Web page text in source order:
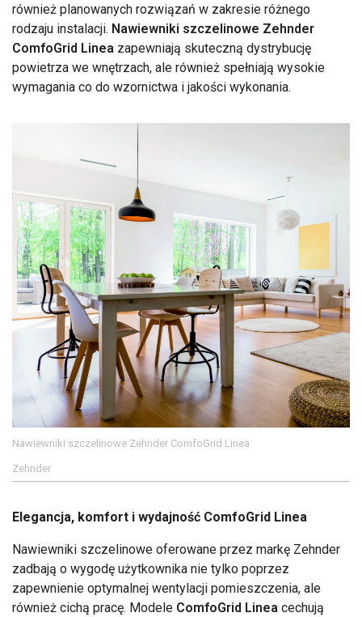
również planowanych rozwiązań w zakresie różnego
rodzaju instalacji. Nawiewniki szczelinowe Zehnder
ComfoGrid Linea zapewniają skuteczną dystrybucję
powietrza we wnętrzach, ale również spełniają wysokie
wymagania co do wzornictwa i jakości wykonania.
Nawiewniki szczelinowe Zehnder ComfoGrid Linea
Zehnder
Elegancja, komfort i wydajność ComfoGrid Linea
Nawiewniki szczelinowe oferowane przez markę Zehnder
zadbają o wygodę użytkownika nie tylko poprzez
zapewnienie optymalnej wentylacji pomieszczenia, ale
również cichą pracę. Modele ComfoGrid Linea cechują